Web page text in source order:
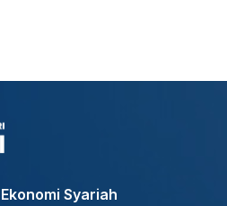
Syariah